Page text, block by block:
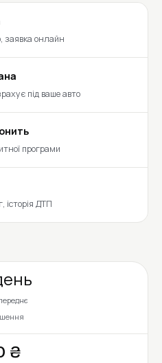
заявка онлайн
під ваше авто
програми
історія ДТП
₴